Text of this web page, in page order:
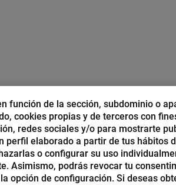
función de la sección, subdominio o
cookies propias y de terceros con
redes sociales y/o para mostrarte
perfil elaborado a partir de tus hábitos
o configurar su uso
Asimismo, podrás revocar tu
opción de configuración. Si deseas